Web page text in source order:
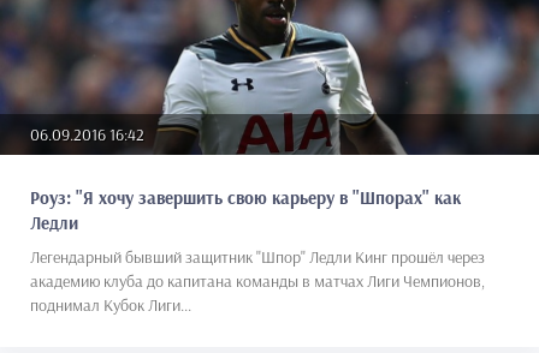
06.09.2016 16:42
Роуз: "Я хочу завершить свою карьеру в "Шпорах" как
Ледли
Легендарный бывший защитник "Шпор" Ледли Кинг прошёл через
академию клуба до капитана команды в матчах Лиги Чемпионов,
поднимал Кубок Лиги...